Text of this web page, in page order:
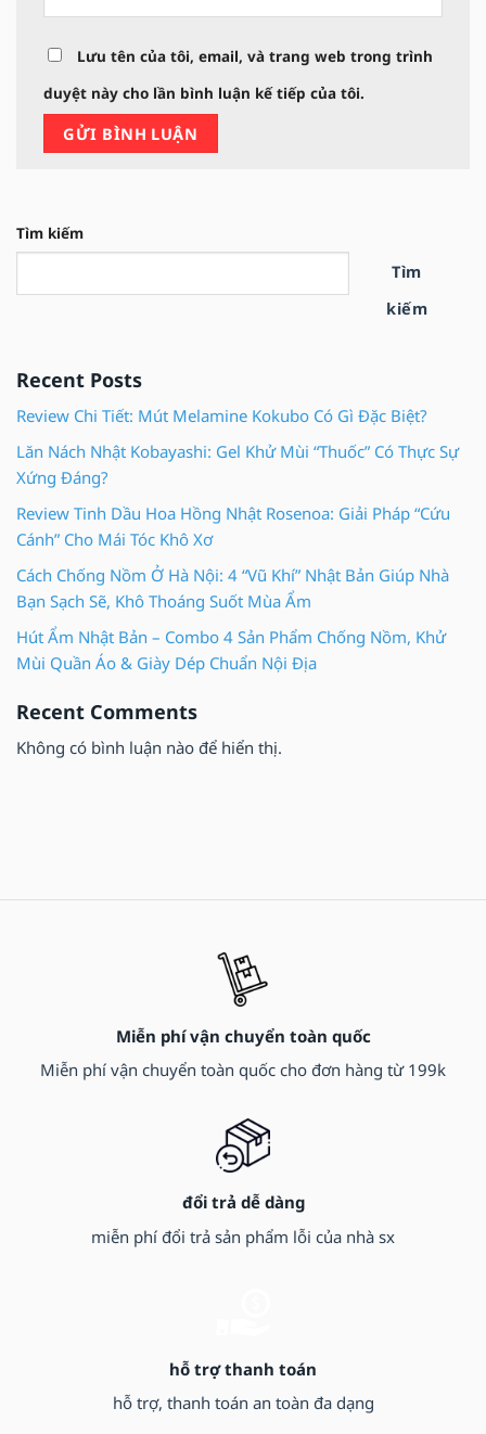
Tìm kiếm
Tìm
kiếm
Recent Posts
Review Chi Tiết: Mút Melamine Kokubo Có Gì Đặc Biệt?
Lăn Nách Nhật Kobayashi: Gel Khử Mùi “Thuốc” Có Thực Sự
Xứng Đáng?
Review Tinh Dầu Hoa Hồng Nhật Rosenoa: Giải Pháp “Cứu
Cánh” Cho Mái Tóc Khô Xơ
Cách Chống Nồm Ở Hà Nội: 4 “Vũ Khí” Nhật Bản Giúp Nhà
Bạn Sạch Sẽ, Khô Thoáng Suốt Mùa Ẩm
Hút Ẩm Nhật Bản – Combo 4 Sản Phẩm Chống Nồm, Khử
Mùi Quần Áo & Giày Dép Chuẩn Nội Địa
Recent Comments
Không có bình luận nào để hiển thị.
Lưu tên của tôi, email, và trang web trong trình
duyệt này cho lần bình luận kế tiếp của tôi.
Miễn phí vận chuyển toàn quốc
Miễn phí vận chuyển toàn quốc cho đơn hàng từ 199k
đổi trả dễ dàng
miễn phí đổi trả sản phẩm lỗi của nhà sx
hỗ trợ thanh toán
hỗ trợ, thanh toán an toàn đa dạng